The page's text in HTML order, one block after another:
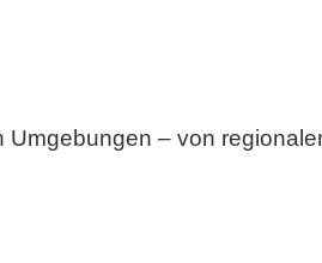
– von